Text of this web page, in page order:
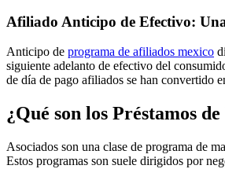
Afiliado Anticipo de Efectivo:
Anticipo de programa de afiliados mexico
siguiente adelanto de efectivo del
de día de pago afiliados se han convertido
¿Qué son los Préstamos
Asociados son una clase de programa de
Estos programas son suele dirigidos por